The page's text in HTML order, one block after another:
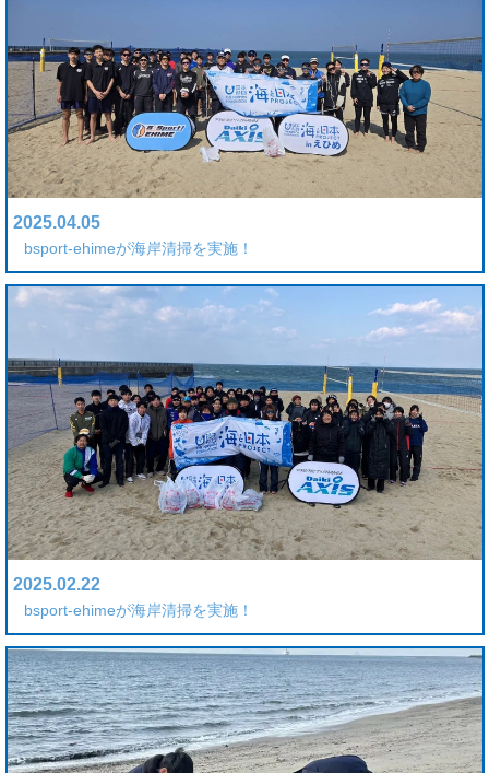
2025.04.05
bsport-ehimeが海岸清掃を実施！
2025.02.22
bsport-ehimeが海岸清掃を実施！